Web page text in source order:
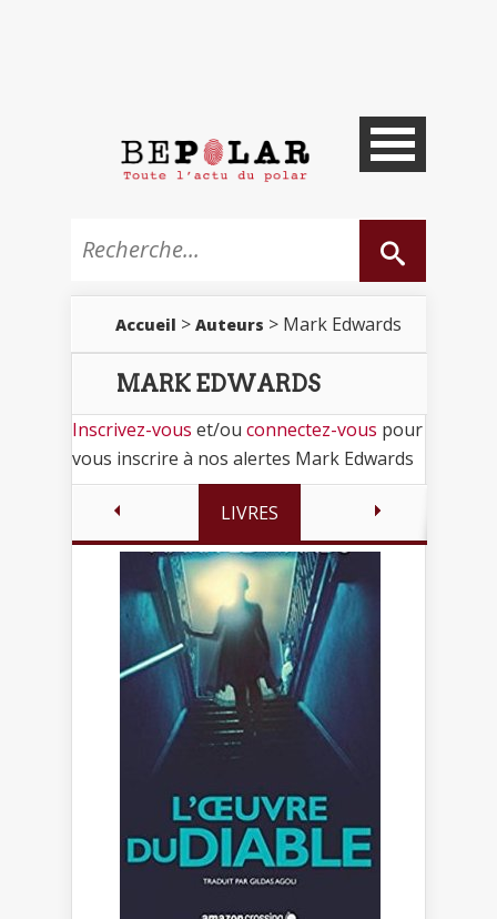
Accueil > Auteurs > Mark Edwards
MARK EDWARDS
Inscrivez-vous et/ou connectez-vous pour
vous inscrire à nos alertes Mark Edwards
LIVRES